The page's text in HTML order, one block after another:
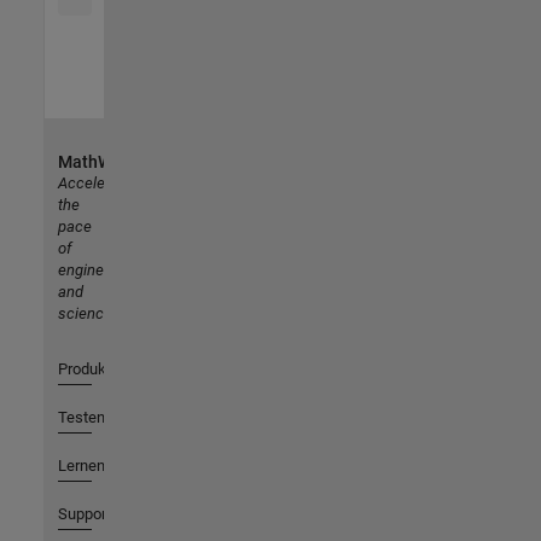
MathWorks
Accelerating
the
pace
of
engineering
and
science
Produkte
Testen oder Kaufen
Lernen
Support